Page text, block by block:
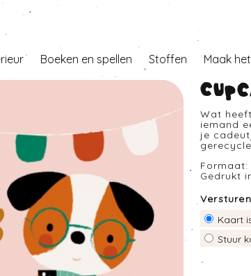
Boeken en spellen Stoffen Maak
Wat
iemand
je
Formaat:
Gedrukt
Versturen
Kaart
Stuur